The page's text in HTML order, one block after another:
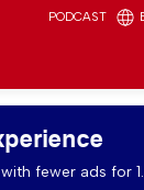
PODCAST
fewer ads for